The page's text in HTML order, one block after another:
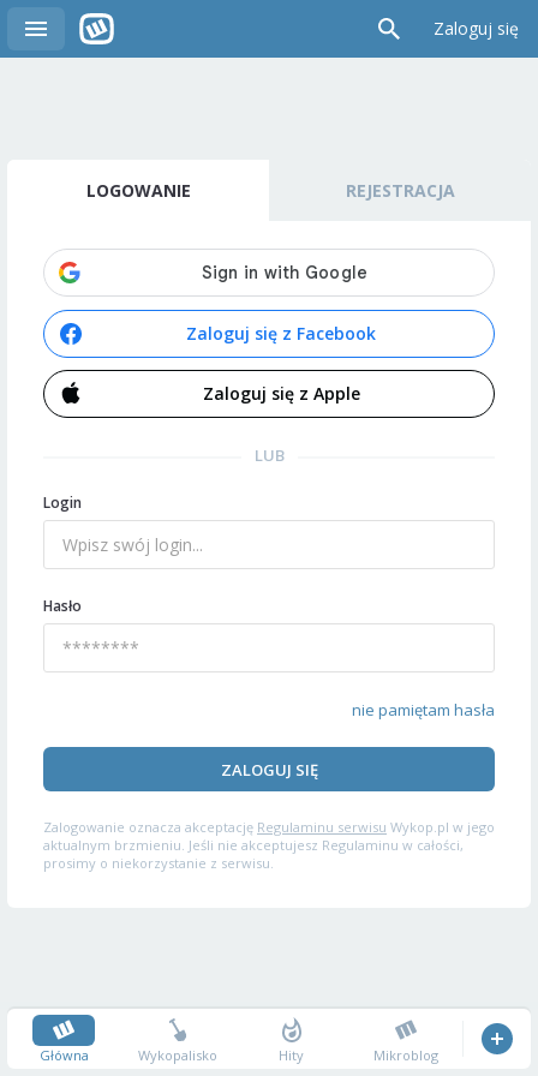
Zaloguj się
LOGOWANIE REJESTRACJA
Zaloguj się z Facebook
Zaloguj się z Apple
LUB
Login
Hasło
nie pamiętam hasła
ZALOGUJ SIĘ
Zalogowanie oznacza akceptację Regulaminu serwisu Wykop.pl w jego
aktualnym brzmieniu. Jeśli nie akceptujesz Regulaminu w całości,
prosimy o niekorzystanie z serwisu.
Główna Wykopalisko Hity Mikroblog